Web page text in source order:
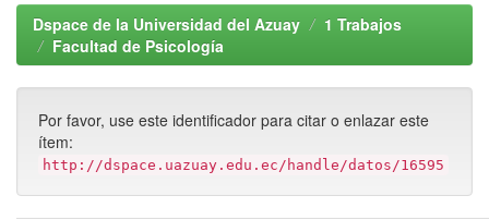
Dspace de la Universidad del Azuay
1 Trabajos
Facultad de Psicología
Por favor, use este identificador para citar o enlazar este
ítem:
http://dspace.uazuay.edu.ec/handle/datos/16595